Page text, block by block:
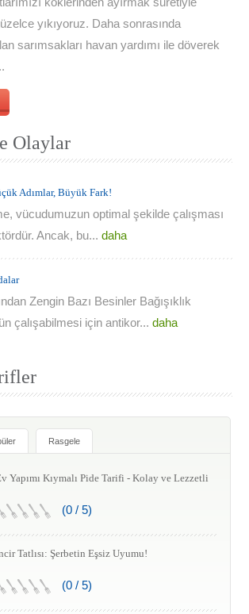
yıkıyoruz. Daha sonrasında
sarımsakları havan yardımı ile döverek
Olaylar
Adımlar, Büyük Fark!
vücudumuzun optimal şekilde çalışması
Ancak, bu... daha
Zengin Bazı Besinler Bağışıklık
çalışabilmesi için antikor... daha
Rasgele
Yapımı Kıymalı Pide Tarifi - Kolay ve Lezzetli
(0 / 5)
Tatlısı: Şerbetin Eşsiz Uyumu!
(0 / 5)